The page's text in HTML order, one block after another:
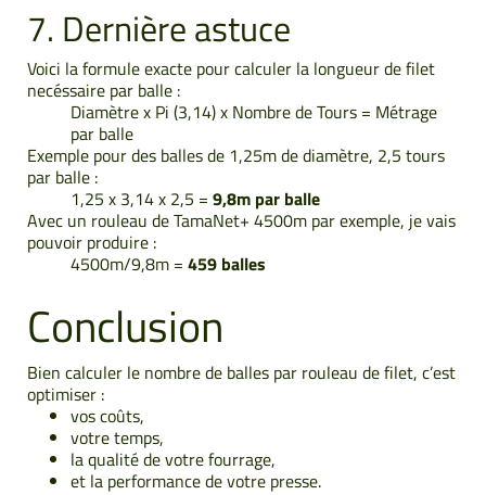
7. Dernière astuce
Voici la formule exacte pour calculer la longueur de filet
necéssaire par balle :
Diamètre x Pi (3,14) x Nombre de Tours = Métrage
par balle
Exemple pour des balles de 1,25m de diamètre, 2,5 tours
par balle :
1,25 x 3,14 x 2,5 = 9,8m par balle
Avec un rouleau de TamaNet+ 4500m par exemple, je vais
pouvoir produire :
4500m/9,8m = 459 balles
Conclusion
Bien calculer le nombre de balles par rouleau de filet, c’est
optimiser :
vos coûts,
votre temps,
la qualité de votre fourrage,
et la performance de votre presse.